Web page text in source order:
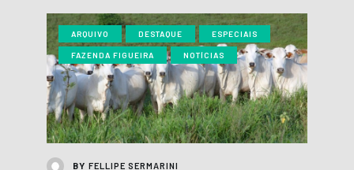
ARQUIVO DESTAQUE ESPECIAIS
FAZENDA FIGUEIRA NOTÍCIAS
BY FELLIPE SERMARINI